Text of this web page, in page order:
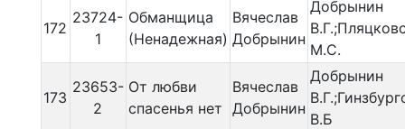
172
23724-
1
Обманщица
(Ненадежная)
Вячеслав
Добрынин
Добрынин
М.С.
173
23653-
2
От любви
спасенья нет
Вячеслав
Добрынин
Добрынин
В.Б